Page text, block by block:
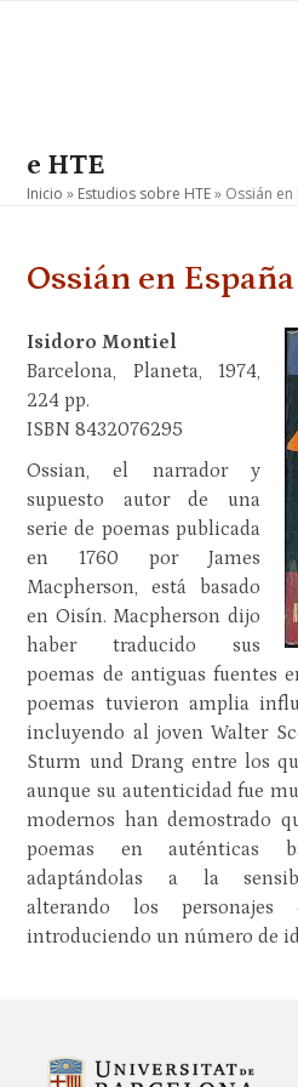
e HTE
Inicio » Estudios sobre HTE» Ossián en
Ossián en España
Isidoro Montiel
Barcelona, Planeta, 1974,
224 pp.
ISBN 8432076295
Ossian, el narrador y
supuesto autor de una
serie de poemas publicada
en 1760 por James
Macpherson, está basado
en Oisín. Macpherson dijo
haber traducido sus
poemas de antiguas fuentes
poemas tuvieron amplia
incluyendo al joven Walter
Sturm und Drang entre los
aunque su autenticidad fue
modernos han demostrado
poemas en auténticas
adaptándolas a la
alterando los
introduciendo un número de